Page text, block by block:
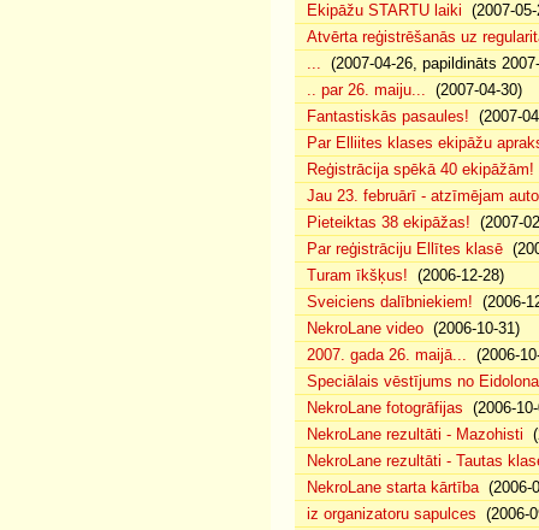
Ekipāžu STARTU laiki (2007-
Atvērta reģistrēšanās uz
... (2007-04-26, papildināts
.. par 26. maiju... (2007-04-30)
Fantastiskās pasaules! (2007-
Par Elliites klases ekipāžu
Reģistrācija spēkā 40 ekipāžām!
Jau 23. februārī - atzīmējam
Pieteiktas 38 ekipāžas! (2007-
Par reģistrāciju Ellītes klasē
Turam īkšķus! (2006-12-28)
Sveiciens dalībniekiem! (2006-
NekroLane video (2006-10-31)
2007. gada 26. maijā... (2006-
Speciālais vēstījums no Eidolona
NekroLane fotogrāfijas (2006-
NekroLane rezultāti - Mazohisti
NekroLane rezultāti - Tautas
NekroLane starta kārtība(2006-
iz organizatoru sapulces (2006-